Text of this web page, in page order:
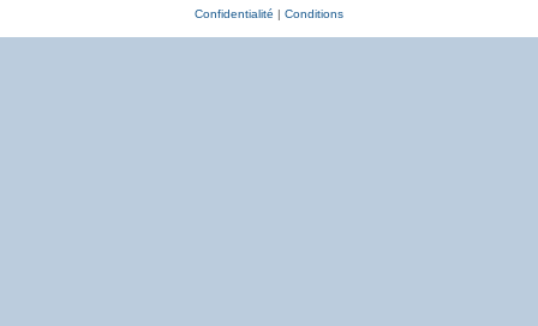
Confidentialité | Conditions